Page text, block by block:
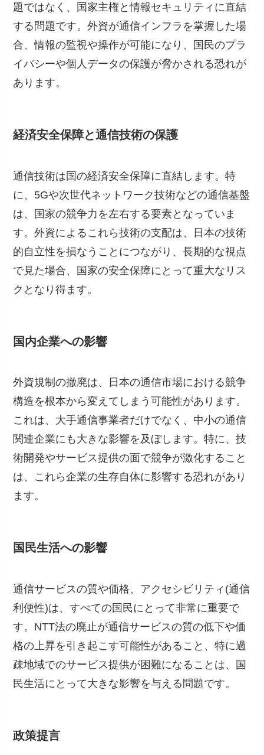
題ではなく、国家主権と情報セキュリティに直結
する問題です。外資が通信インフラを掌握した場
合、情報の監視や操作が可能になり、国民のプラ
イバシーや個人データの保護が脅かされる恐れが
あります。
経済安全保障と通信技術の保護
通信技術は国の経済安全保障に直結します。特
に、5Gや次世代ネットワーク技術などの通信基盤
は、国家の競争力を左右する要素となっていま
す。外資によるこれら技術の支配は、日本の技術
的自立性を損なうことにつながり、長期的な視点
で見た場合、国家の安全保障にとって重大なリス
クとなり得ます。
国内企業への影響
外資規制の撤廃は、日本の通信市場における競争
構造を根本から変えてしまう可能性があります。
これは、大手通信事業者だけでなく、中小の通信
関連企業にも大きな影響を及ぼします。特に、技
術開発やサービス提供の面で競争が激化すること
は、これら企業の生存自体に影響する恐れがあり
ます。
国民生活への影響
通信サービスの質や価格、アクセシビリティ(通信
利便性)は、すべての国民にとって非常に重要で
す。NTT法の廃止が通信サービスの質の低下や価
格の上昇を引き起こす可能性があること、特に過
疎地域でのサービス提供が困難になることは、国
民生活にとって大きな影響を与える問題です。
政策提言